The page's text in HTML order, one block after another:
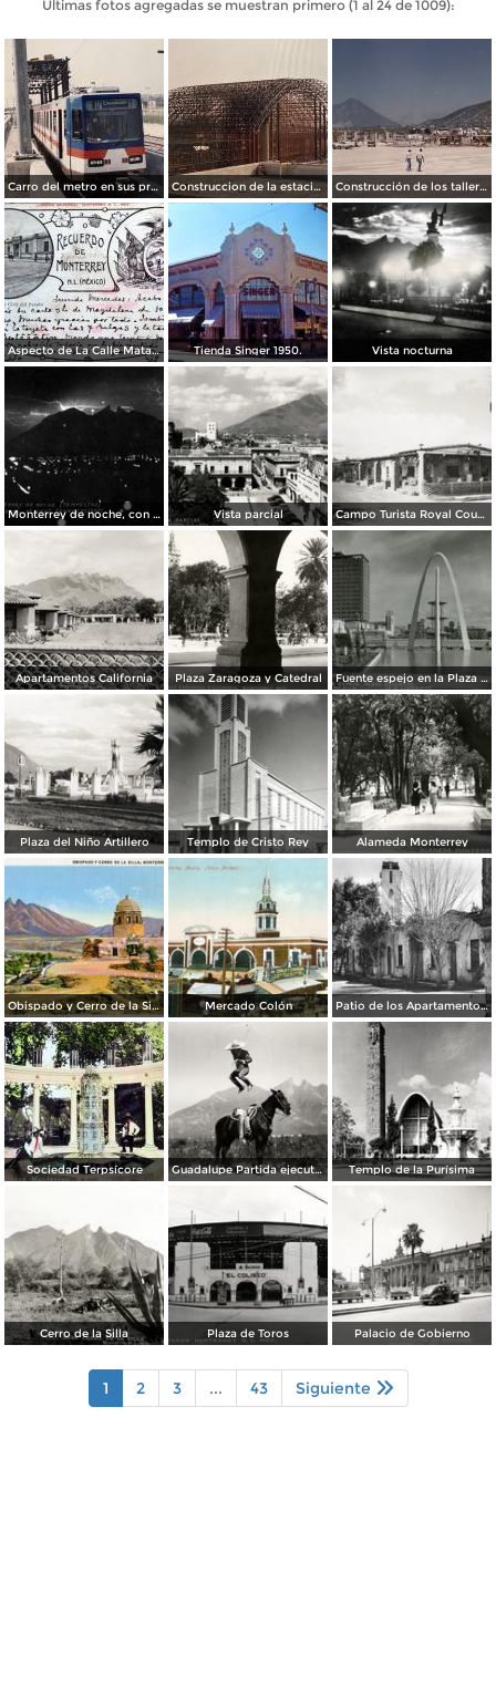
Últimas fotos agregadas se muestran primero (1 al 24 de 1009):
Carro del metro en sus primeras pruebas durante 1990 Construccion de la estacion cuauhtemoc Construcción de los talleres del metro
Aspecto de La Calle Matamoros ( Circulada el 8 de Abril de 1912 ). Tienda Singer 1950. Vista nocturna
Monterrey de noche, con tempestad Vista parcial Campo Turista Royal Courts
Apartamentos California Plaza Zaragoza y Catedral Fuente espejo en la Plaza Zaragoza
Plaza del Niño Artillero Templo de Cristo Rey Alameda Monterrey
Obispado y Cerro de la Silla Mercado Colón Patio de los Apartamentos Regina
Sociedad Terpsícore Guadalupe Partida ejecutando una charrería con lazo Templo de la Purísima
Cerro de la Silla Plaza de Toros Palacio de Gobierno
1 2 3 ... 43 Siguiente